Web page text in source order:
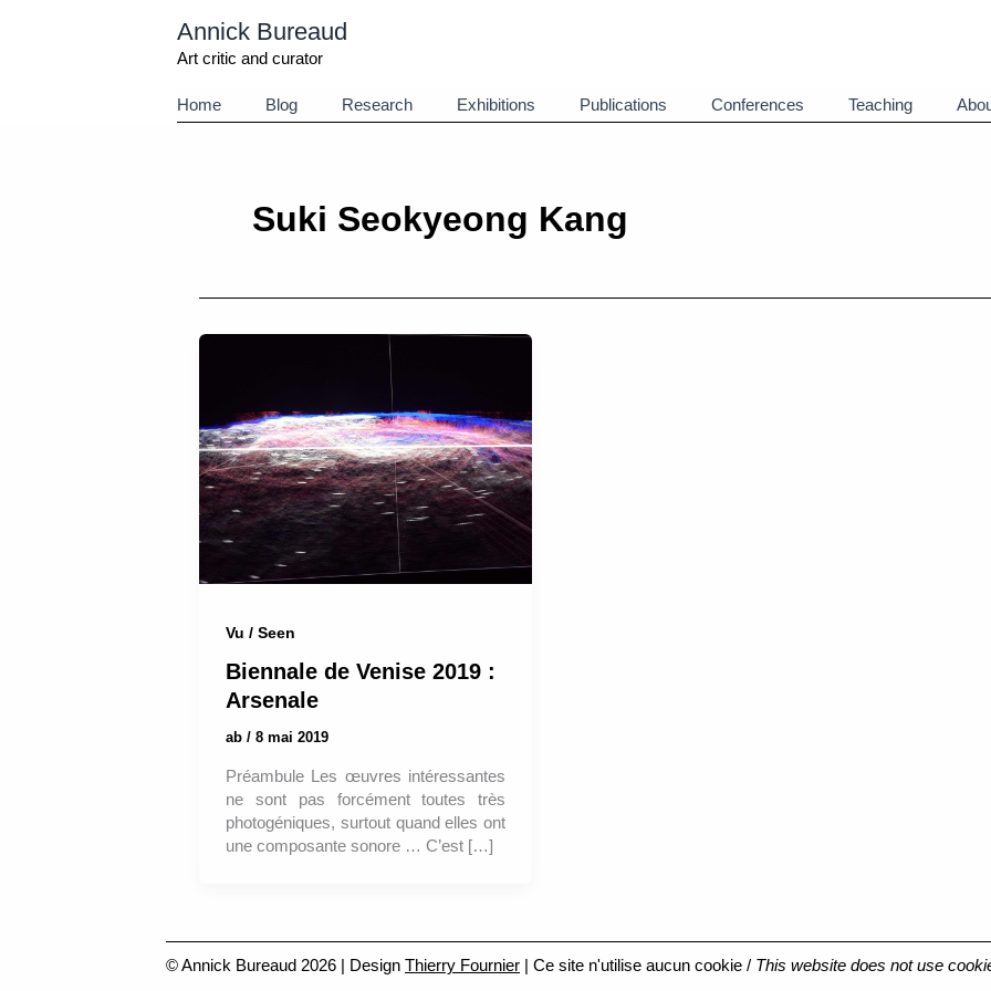
Annick Bureaud
Art critic and curator
Home Blog Research Exhibitions Publications Conferences Teaching
Suki Seokyeong Kang
Vu / Seen
Biennale de Venise 2019 :
Arsenale
ab / 8 mai 2019
Préambule Les œuvres intéressantes
ne sont pas forcément toutes très
photogéniques, surtout quand elles ont
une composante sonore … C’est […]
© Annick Bureaud 2026 | Design Thierry Fournier | Ce site n'utilise aucun cookie / This website does not use